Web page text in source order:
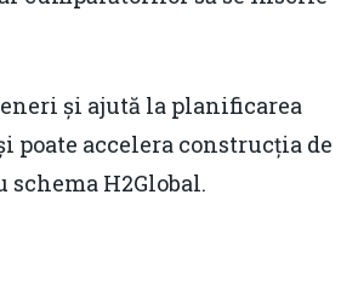
și ajută la planificarea
accelera construcția de
H2Global.